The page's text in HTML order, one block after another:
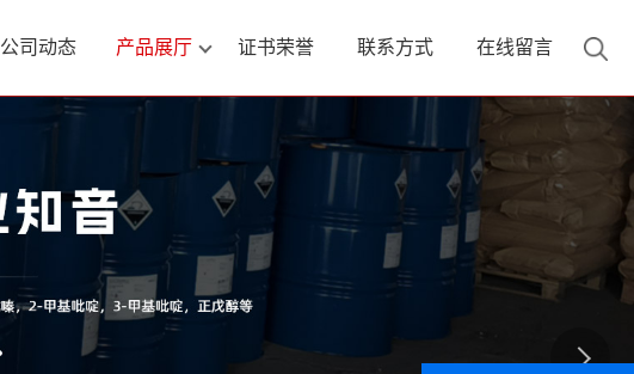
公司动态 产品展厅 证书荣誉 联系方式 在线留言